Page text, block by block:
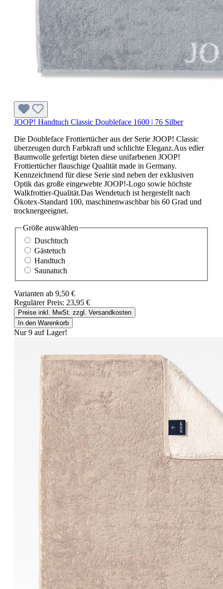
JOOP! Handtuch Classic Doubleface 1600 | 76 Silber
Die Doubleface Frottiertücher aus der Serie JOOP! Classic
überzeugen durch Farbkraft und schlichte Eleganz.Aus edler
Baumwolle gefertigt bieten diese unifarbenen JOOP!
Frottiertücher flauschige Qualität made in Germany.
Kennzeichnend für diese Serie sind neben der exklusiven
Optik das große eingewebte JOOP!-Logo sowie höchste
Walkfrottier-Qualität.Das Wendetuch ist hergestellt nach
Ökotex-Standard 100, maschinenwaschbar bis 60 Grad und
trocknergeeignet.
Größe auswählen
Duschtuch
Gästetuch
Handtuch
Saunatuch
Varianten ab 9,50 €
Regulärer Preis: 23,95 €
Preise inkl. MwSt. zzgl. Versandkosten
In den Warenkorb
Nur 9 auf Lager!